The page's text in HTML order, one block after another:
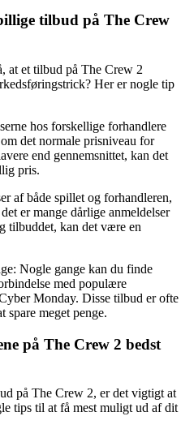
tilbud på The Crew
at et tilbud på The Crew 2
Her er nogle tip
hos forskellige forhandlere
det normale prisniveau for
end gennemsnittet, kan det
pris.
af både spillet og forhandleren,
er mange dårlige anmeldelser
tilbuddet, kan det være en
Nogle gange kan du finde
med populære
Monday. Disse tilbud er ofte
meget penge.
på The Crew 2 bedst
på The Crew 2, er det vigtigt at
tips til at få mest muligt ud af dit